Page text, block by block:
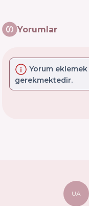
Yorumlar
Yorum
gerekmektedir.
UA